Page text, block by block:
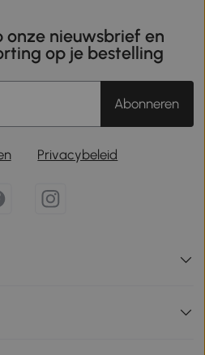
onze nieuwsbrief en
op je bestelling
Abonneren
Privacybeleid